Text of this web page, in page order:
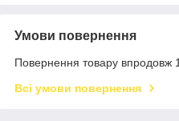
Умови повернення
Повернення товару впродовж
Всі умови повернення